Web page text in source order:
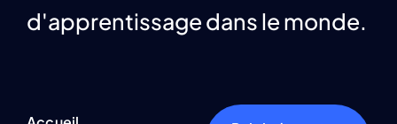
d'apprentissage dans le monde.